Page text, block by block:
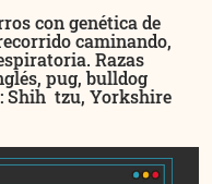
con genética de
caminando,
Razas
pug, bulldog
Shih tzu, Yorkshire